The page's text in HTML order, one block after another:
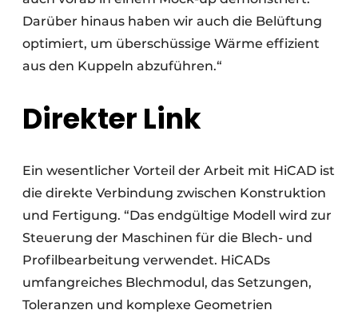
Darüber hinaus haben wir auch die Belüftung
optimiert, um überschüssige Wärme effizient
aus den Kuppeln abzuführen.“
Direkter Link
Ein wesentlicher Vorteil der Arbeit mit HiCAD ist
die direkte Verbindung zwischen Konstruktion
und Fertigung. “Das endgültige Modell wird zur
Steuerung der Maschinen für die Blech- und
Profilbearbeitung verwendet. HiCADs
umfangreiches Blechmodul, das Setzungen,
Toleranzen und komplexe Geometrien